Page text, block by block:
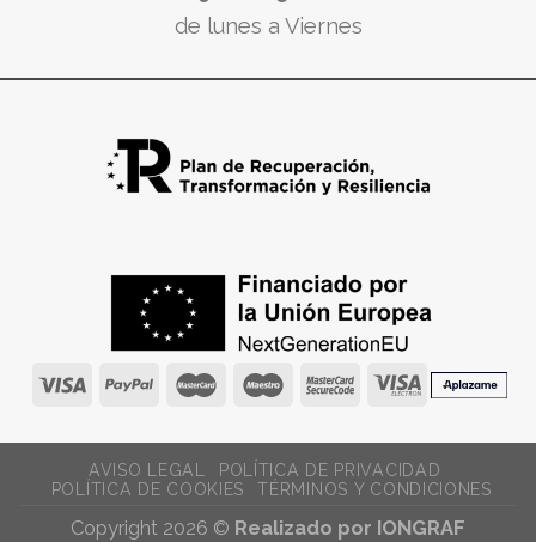
de lunes a Viernes
AVISO LEGAL
POLÍTICA DE PRIVACIDAD
POLÍTICA DE COOKIES
TÉRMINOS Y CONDICIONES
Copyright 2026 © Realizado por IONGRAF